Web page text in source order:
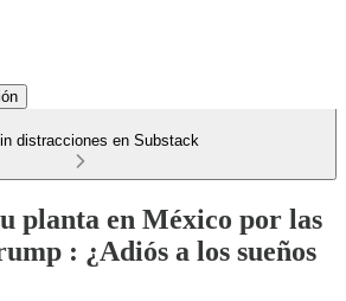
distracciones en Substack
planta en México por las
: ¿Adiós a los sueños